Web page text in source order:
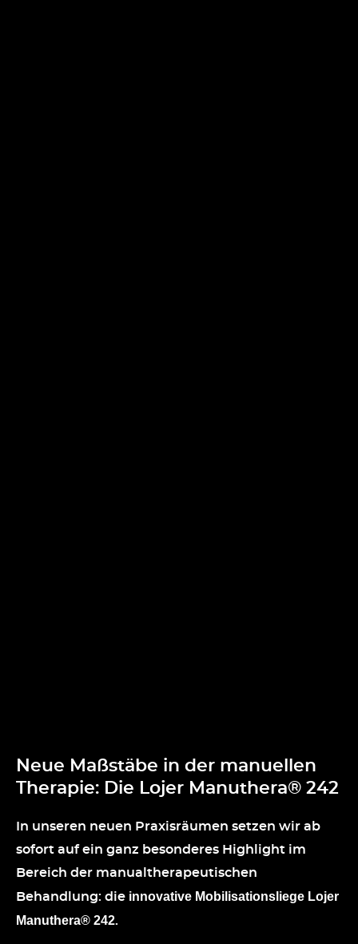
Neue Maßstäbe in der manuellen
Therapie: Die Lojer Manuthera® 242
In unseren neuen Praxisräumen setzen wir ab
sofort auf ein ganz besonderes Highlight im
Bereich der manualtherapeutischen
Behandlung: die innovative Mobilisationsliege Lojer
Manuthera® 242.